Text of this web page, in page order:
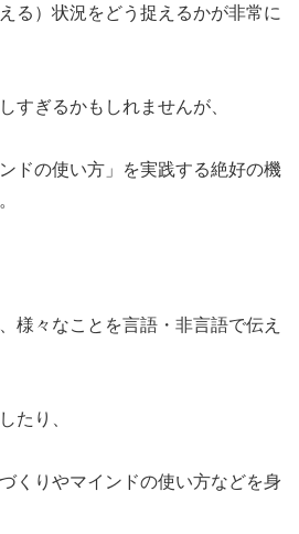
る）状況をどう捉えるかが非常に
すぎるかもしれませんが、
ドの使い方」を実践する絶好の機
様々なことを言語・非言語で伝え
たり、
くりやマインドの使い方などを身